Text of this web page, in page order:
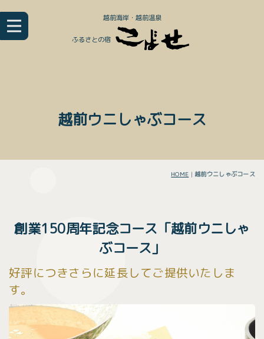
越前海岸・越前温泉
ふるさとの宿
越前ウニしゃぶコース
HOME | 越前ウニしゃぶコース
創業150周年記念コース「越前ウニしゃ
ぶコース」
好評につきさらに延長してご提供いたしま
す。